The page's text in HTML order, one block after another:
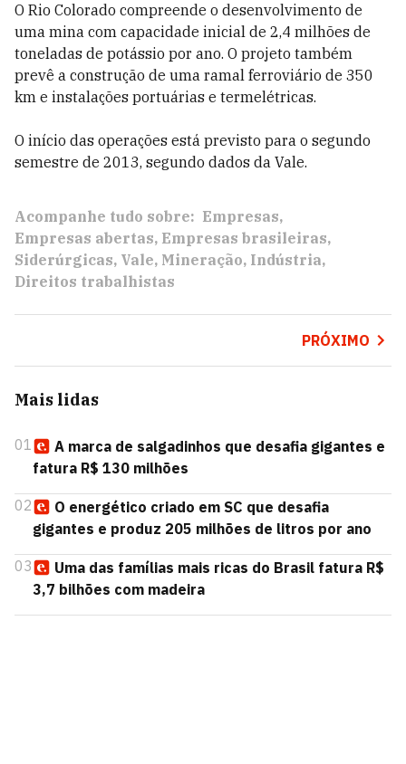
O Rio Colorado compreende o desenvolvimento de
uma mina com capacidade inicial de 2,4 milhões de
toneladas de potássio por ano. O projeto também
prevê a construção de uma ramal ferroviário de 350
km e instalações portuárias e termelétricas.
O início das operações está previsto para o segundo
semestre de 2013, segundo dados da Vale.
Acompanhe tudo sobre: Empresas
Empresas abertas Empresas brasileiras
Siderúrgicas Vale Mineração Indústria
Direitos trabalhistas
PRÓXIMO
Mais lidas
01
A marca de salgadinhos que desafia gigantes e
fatura R$ 130 milhões
02
O energético criado em SC que desafia
gigantes e produz 205 milhões de litros por ano
03
Uma das famílias mais ricas do Brasil fatura R$
3,7 bilhões com madeira